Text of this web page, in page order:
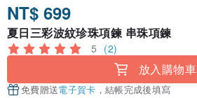
NT$ 699
夏日三彩波紋珍珠項鍊 串珠項鍊
5 (2)
放入購物車
免費贈送電子賀卡 ，結帳完成後填寫